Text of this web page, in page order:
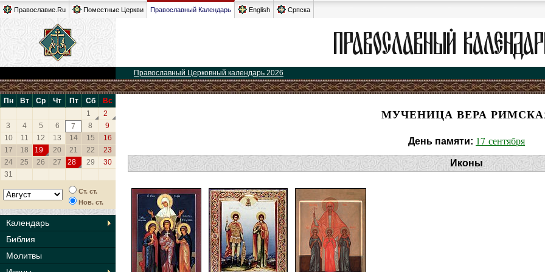
Православие.Ru Поместные Церкви Православный Календарь English Српска
Православный Церковный календарь 2026
Пн Вт Ср Чт Пт Сб
Вс
1
2
3
4 5 6 7 8
9
10
11 12 13 14 15
16
17
18 19 20 21 22
23
24
25 26 27 28 29
30
31
Ст. ст.
Нов. ст.
Календарь
Библия
Молитвы
МУЧЕНИЦА ВЕРА
День памяти: 17 сентября
Иконы